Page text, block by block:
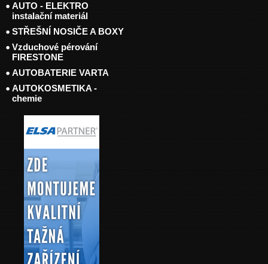
AUTO - ELEKTRO
instalační materiál
STŘEŠNÍ NOSIČE A BOXY
Vzduchové pérování
FIRESTONE
AUTOBATERIE VARTA
AUTOKOSMETIKA -
chemie